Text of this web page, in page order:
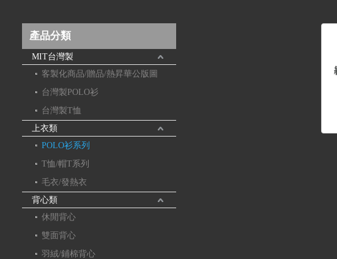
產品分類
MIT台灣製
客製化商品/贈品/熱昇華公版圖
台灣製POLO衫
台灣製T恤
上衣類
POLO衫系列
T恤/帽T系列
毛衣/發熱衣
背心類
休閒背心
雙面背心
羽絨/鋪棉背心